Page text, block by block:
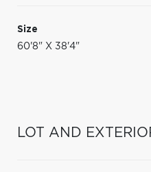
Size
60'8" X 38'4"
LOT AND